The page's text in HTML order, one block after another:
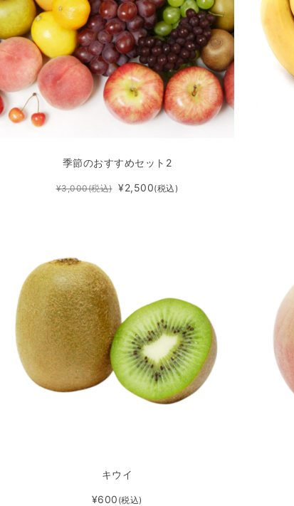
季節のおすすめセット2
¥3,000(税込) ¥2,500(税込)
キウイ
¥600 (税込)